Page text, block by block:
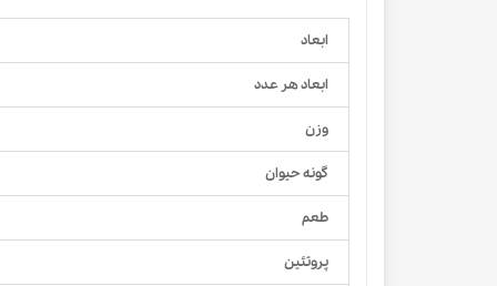
ابعاد
ابعاد هر عدد
وزن
گونه حیوان
طعم
پروتئین